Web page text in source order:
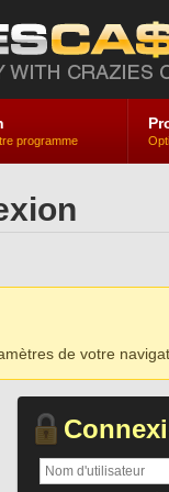
programme
de votre